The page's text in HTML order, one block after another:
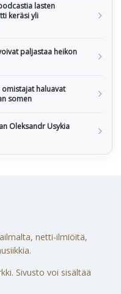
lasten
keräsi yli
paljastaa heikon
haluavat
somen
Oleksandr Usykia
netti-ilmiöitä,
Sivusto voi sisältää